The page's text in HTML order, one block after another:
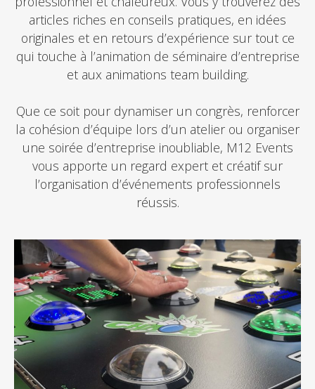
articles riches en conseils pratiques, en idées
originales et en retours d’expérience sur tout ce
qui touche à l’animation de séminaire d’entreprise
et aux animations team building.
Que ce soit pour dynamiser un congrès, renforcer
la cohésion d’équipe lors d’un atelier ou organiser
une soirée d’entreprise inoubliable, M12 Events
vous apporte un regard expert et créatif sur
l’organisation d’événements professionnels
réussis.